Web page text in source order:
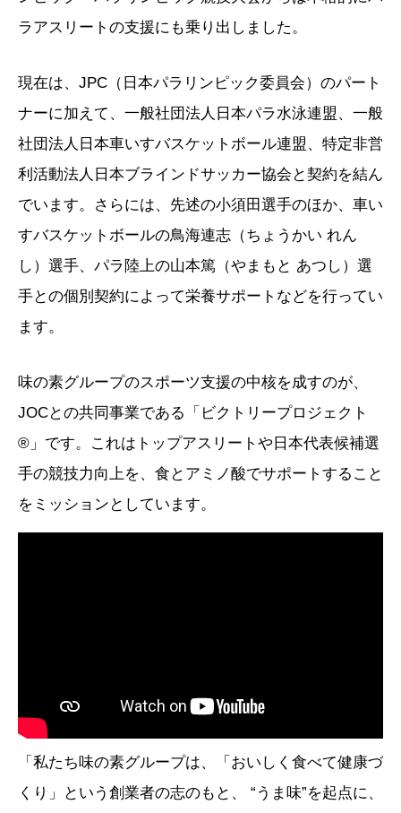
ラアスリートの支援にも乗り出しました。
現在は、JPC（日本パラリンピック委員会）のパート
ナーに加えて、一般社団法人日本パラ水泳連盟、一般
社団法人日本車いすバスケットボール連盟、特定非営
利活動法人日本ブラインドサッカー協会と契約を結ん
でいます。さらには、先述の小須田選手のほか、車い
すバスケットボールの鳥海連志（ちょうかい れん
し）選手、パラ陸上の山本篤（やまもと あつし）選
手との個別契約によって栄養サポートなどを行ってい
ます。
味の素グループのスポーツ支援の中核を成すのが、
JOCとの共同事業である「ビクトリープロジェクト
®」です。これはトップアスリートや日本代表候補選
手の競技力向上を、食とアミノ酸でサポートすること
をミッションとしています。
「私たち味の素グループは、「おいしく食べて健康づ
くり」という創業者の志のもと、 “うま味”を起点に、